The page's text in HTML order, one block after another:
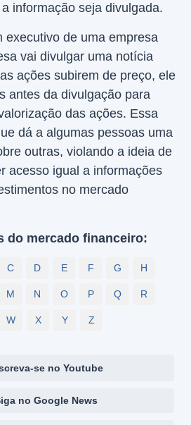
informação seja divulgada.
executivo de uma empresa
vai divulgar uma notícia
ações subirem de preço, ele
antes da divulgação para
das ações. Essa
dá a algumas pessoas uma
outras, violando a ideia de
acesso igual a informações
no mercado
do mercado financeiro:
C D E F G H
M N O P Q R
W X Y Z
se no Youtube
no Google News